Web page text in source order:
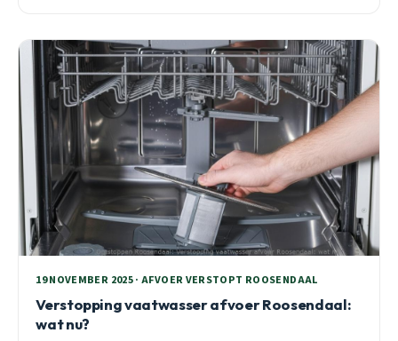
19 NOVEMBER 2025 · AFVOER VERSTOPT ROOSENDAAL
Verstopping vaatwasser afvoer Roosendaal:
wat nu?